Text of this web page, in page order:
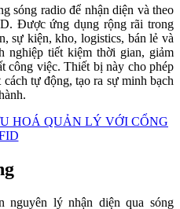
sóng radio để nhận diện và theo
Được ứng dụng rộng rãi trong
sự kiện, kho, logistics, bán lẻ và
nghiệp tiết kiệm thời gian, giảm
công việc. Thiết bị này cho phép
tự động, tạo ra sự minh bạch
nguyên lý nhận diện qua sóng